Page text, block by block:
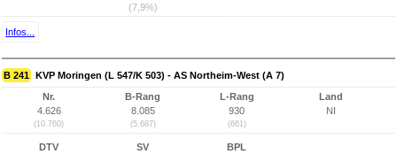
(7,9%)
Infos...
B 241 KVP Moringen (L 547/K 503) - AS Northeim-West (A 7)
Nr.
4.626
(10.760)
B-Rang
8.085
(5.687)
L-Rang
930
(661)
Land
NI
DTV
SV
BPL